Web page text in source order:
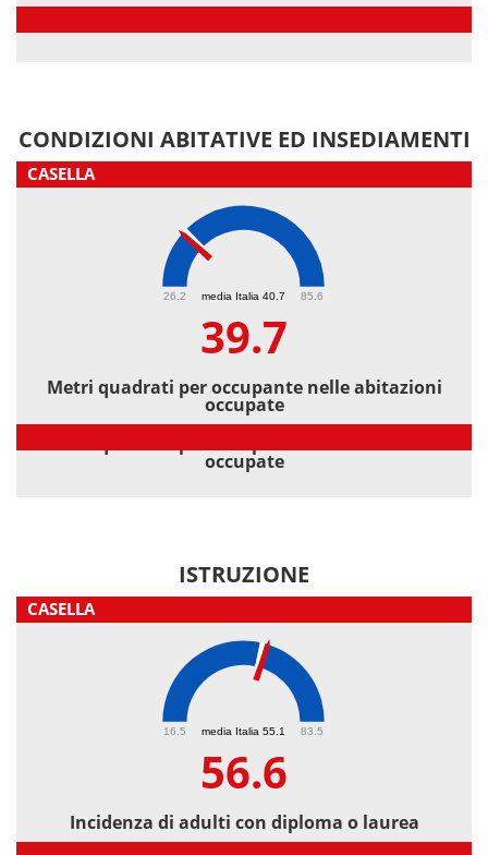
CONDIZIONI ABITATIVE ED INSEDIAMENTI
CASELLA
media Italia 40.7
26.2 85.6
39.7
Metri quadrati per occupante nelle abitazioni
occupate
occupate
ISTRUZIONE
CASELLA
media Italia 55.1
16.5 83.5
56.6
Incidenza di adulti con diploma o laurea